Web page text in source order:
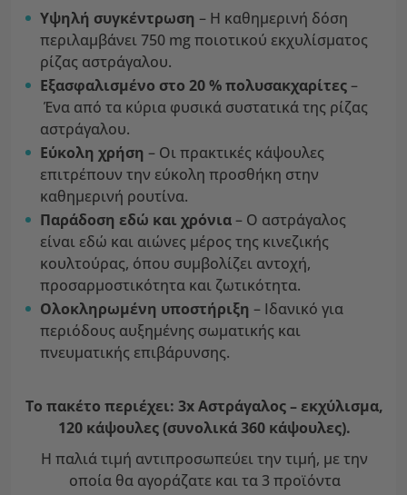
Υψηλή συγκέντρωση – Η καθημερινή δόση
περιλαμβάνει 750 mg ποιοτικού εκχυλίσματος
ρίζας αστράγαλου.
Εξασφαλισμένο στο 20 % πολυσακχαρίτες–
Ένα από τα κύρια φυσικά συστατικά της ρίζας
αστράγαλου.
Εύκολη χρήση – Οι πρακτικές κάψουλες
επιτρέπουν την εύκολη προσθήκη στην
καθημερινή ρουτίνα.
Παράδοση εδώ και χρόνια– Ο αστράγαλος
είναι εδώ και αιώνες μέρος της κινεζικής
κουλτούρας, όπου συμβολίζει αντοχή,
προσαρμοστικότητα και ζωτικότητα.
Ολοκληρωμένη υποστήριξη – Ιδανικό για
περιόδους αυξημένης σωματικής και
πνευματικής επιβάρυνσης.
Το πακέτο περιέχει: 3x Αστράγαλος – εκχύλισμα,
120 κάψουλες (συνολικά 360 κάψουλες).
Η παλιά τιμή αντιπροσωπεύει την τιμή, με την
οποία θα αγοράζατε και τα 3 προϊόντα